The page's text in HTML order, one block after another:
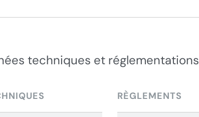
techniques et réglementations
RÈGLEMENTS